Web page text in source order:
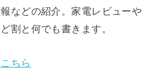
などの紹介。家電レビューや
割と何でも書きます。
ちら